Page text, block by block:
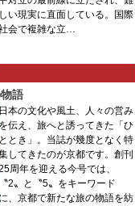
しい現実に直面している。国際
会で複雑な立…
語
日本の文化や風土、人々の営み
を伝え、旅へと誘ってきた「ひ
ととき」。当誌が幾度となく特
してきたのが京都です。創刊
周年を迎える今号では、
〝2〟と〝5〟をキーワード
に、京都で新たな旅の物語を紡